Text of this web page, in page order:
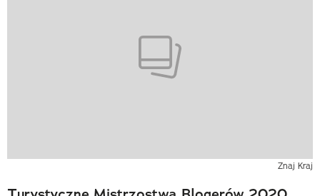
Znaj Kraj